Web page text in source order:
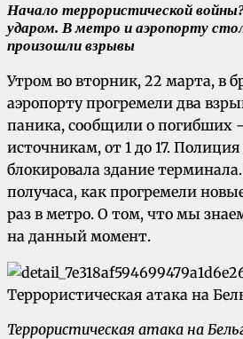
Начало террористической
ударом. В метро и аэропорту
произошли взрывы
Утром во вторник, 22 марта, в
аэропорту прогремели два
паника, сообщили о погибших
источникам, от 1 до 17.
блокировала здание
получаса, как прогремели
раз в метро. О том, что мы
на данный момент.
Террористическая атака на